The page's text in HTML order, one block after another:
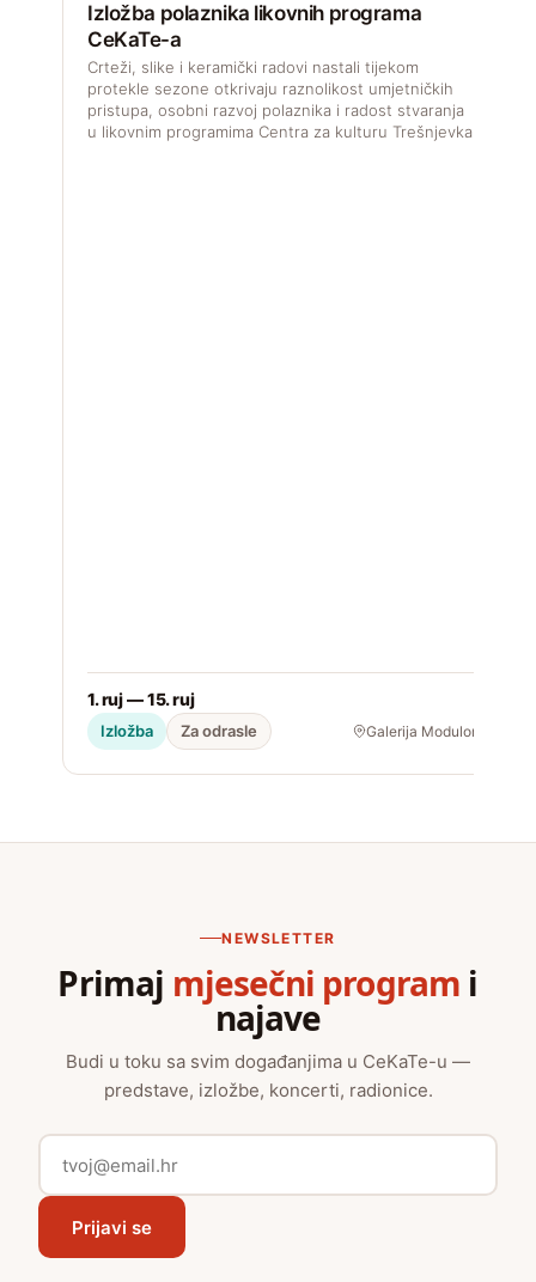
Izložba polaznika likovnih programa
CeKaTe-a
Crteži, slike i keramički radovi nastali tijekom
protekle sezone otkrivaju raznolikost umjetničkih
pristupa, osobni razvoj polaznika i radost stvaranja
u likovnim programima Centra za kulturu Trešnjevka.
1. ruj — 15. ruj
Izložba Za odrasle Galerija Modulor
NEWSLETTER
Primaj mjesečni program i
najave
Budi u toku sa svim događanjima u CeKaTe-u —
predstave, izložbe, koncerti, radionice.
Prijavi se